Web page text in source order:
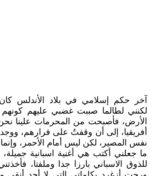
آخر حكم إسلامي في بلاد الأندلس كان
لكنني لطالما صببت غضبي عليهم
الأرض، فأصبحت من المحرمات علينا
أفريقيا، إلى أن وقفتُ على فرارهم،
نفس المصير، لكن ليس أمام الأحمر،
ما جعلني أكتب هي أغنية اسبانية
للذوق الاسباني بارزا جدا وملفتا،